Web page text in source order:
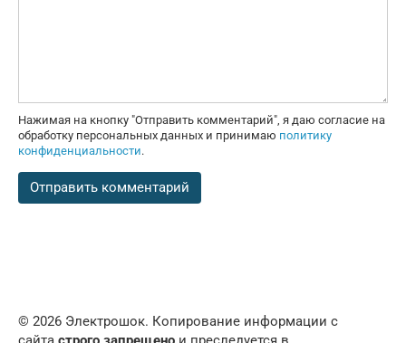
Нажимая на кнопку "Отправить комментарий", я даю согласие на
обработку персональных данных и принимаю политику
конфиденциальности.
© 2026 Электрошок. Копирование информации с